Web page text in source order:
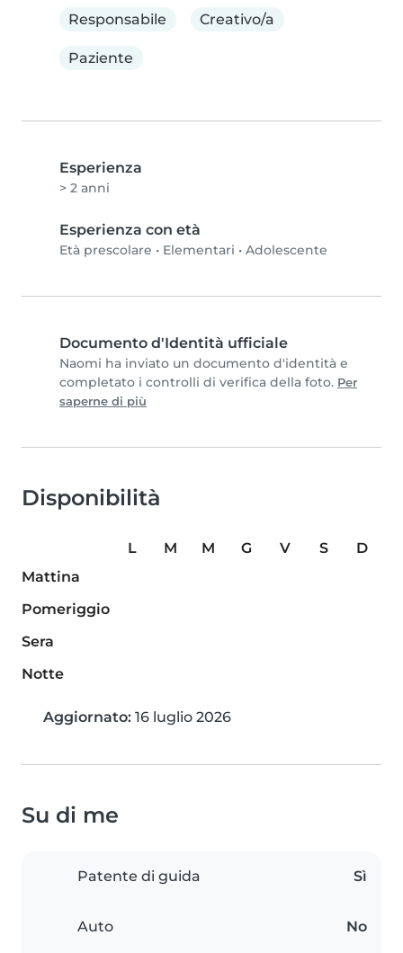
Responsabile
Creativo/a
Paziente
Esperienza
> 2 anni
Esperienza con età
Età prescolare • Elementari • Adolescente
Documento d'Identità ufficiale
Naomi ha inviato un documento d'identità e
completato i controlli di verifica della foto. Per
saperne di più
Disponibilità
L M M G V S
D
Mattina
Pomeriggio
Sera
Notte
Aggiornato: 16 luglio 2026
Su di me
Patente di guida Sì
Auto No